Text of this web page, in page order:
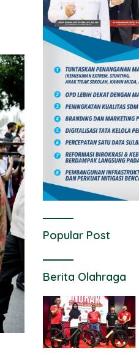
Popular Post
Berita Olahraga